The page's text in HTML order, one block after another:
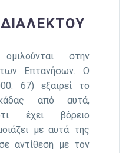
στην
των Επτανήσων. Ο
67) εξαιρεί το
από αυτά,
έχει βόρειο
με αυτά της
αντίθεση με τον